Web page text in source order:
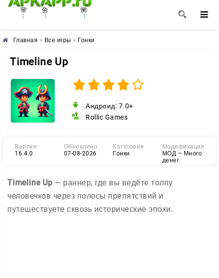
🌸 🌼 🌺
Главная » Все игры » Гонки
Timeline Up
Андроид: 7.0+
Rollic Games
Версия
16.4.0
Обновлено
07-08-2026
Категория
Гонки
Модификация
МОД – Много
денег
Timeline Up — раннер, где вы ведёте толпу
человечков через полосы препятствий и
путешествуете сквозь исторические эпохи.